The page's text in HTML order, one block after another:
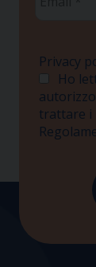
Privacy
Ho
trattare i